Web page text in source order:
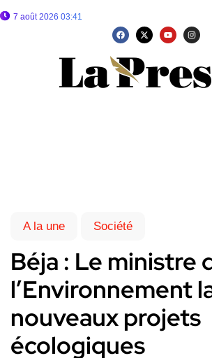
7 août 2026 03:41
A la une Société
Béja : Le ministre
l’Environnement
nouveaux projets
écologiques